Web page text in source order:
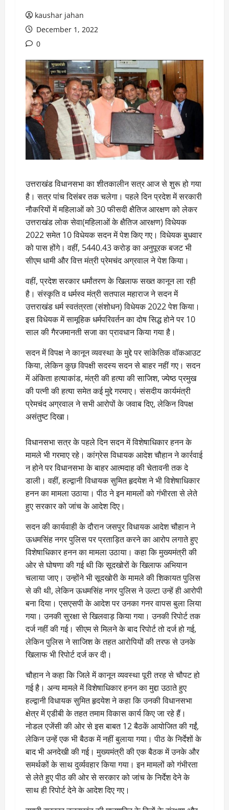
kaushar jahan
December 1, 2022
0
उत्तराखंड विधानसभा का शीतकालीन सत्र आज से शुरू हो गया
है। सत्र पांच दिसंबर तक चलेगा। पहले दिन प्रदेश में सरकारी
नौकरियों में महिलाओं को 30 फीसदी क्षैतिज आरक्षण को लेकर
उत्तराखंड लोक सेवा(महिलाओं के क्षैतिज आरक्षण) विधेयक
2022 समेत 10 विधेयक सदन में पेश किए गए। विधेयक बुधवार
को पास होंगे। वहीं, 5440.43 करोड़ का अनुपूरक बजट भी
सीएम धामी और वित्त मंत्री प्रेमचंद अग्रवाल ने पेश किया।
वहीं, प्रदेश सरकार धर्मांतरण के खिलाफ सख्त कानून ला रही
है। संस्कृति व धर्मस्व मंत्री सतपाल महाराज ने सदन में
उत्तराखंड धर्म स्वतंत्रता (संशोधन) विधेयक 2022 पेश किया।
इस विधेयक में सामूहिक धर्मपरिवर्तन का दोष सिद्ध होने पर 10
साल की गैरजमानती सजा का प्रावधान किया गया है।
सदन में विपक्ष ने कानून व्यवस्था के मुद्दे पर सांकेतिक वॉकआउट
किया, लेकिन कुछ विपक्षी सदस्य सदन से बाहर नहीं गए। सदन
में अंकिता हत्याकांड, मंत्री की हत्या की साजिश, ज्येष्ठ प्रमुख
की पत्नी की हत्या समेत कई मुद्दे गरमाए। संसदीय कार्यमंत्री
प्रेमचंद अग्रवाल ने सभी आरोपों के जवाब दिए, लेकिन विपक्ष
असंतुष्ट दिखा।
विधानसभा सत्र के पहले दिन सदन में विशेषाधिकार हनन के
मामले भी गरमाए रहे। कांग्रेस विधायक आदेश चौहान ने कार्रवाई
न होने पर विधानसभा के बाहर आत्मदाह की चेतावनी तक दे
डाली। वहीं, हल्द्वानी विधायक सुमित हृदयेश ने भी विशेषाधिकार
हनन का मामला उठाया। पीठ ने इन मामलों को गंभीरता से लेते
हुए सरकार को जांच के आदेश दिए।
सदन की कार्यवाही के दौरान जसपुर विधायक आदेश चौहान ने
ऊधमसिंह नगर पुलिस पर प्रताड़ित करने का आरोप लगाते हुए
विशेषाधिकार हनन का मामला उठाया। कहा कि मुख्यमंत्री की
ओर से घोषणा की गई थी कि सूदखोरों के खिलाफ अभियान
चलाया जाए। उन्होंने भी सूदखोरी के मामले की शिकायत पुलिस
से की थी, लेकिन ऊधमसिंह नगर पुलिस ने उल्टा उन्हें ही आरोपी
बना दिया। एसएसपी के आदेश पर उनका गनर वापस बुला लिया
गया। उनकी सुरक्षा से खिलवाड़ किया गया। उनकी रिपोर्ट तक
दर्ज नहीं की गई। सीएम से मिलने के बाद रिपोर्ट तो दर्ज हो गई,
लेकिन पुलिस ने साजिश के तहत आरोपियों की तरफ से उनके
खिलाफ भी रिपोर्ट दर्ज कर दी।
चौहान ने कहा कि जिले में कानून व्यवस्था पूरी तरह से चौपट हो
गई है। अन्य मामले में विशेषाधिकार हनन का मुद्दा उठाते हुए
हल्द्वानी विधायक सुमित हृदयेश ने कहा कि उनकी विधानसभा
क्षेत्र में एडीबी के तहत तमाम विकास कार्य किए जा रहे हैं।
नोडल एजेंसी की ओर से इस बाबत 12 बैठकें आयोजित की गईं,
लेकिन उन्हें एक भी बैठक में नहीं बुलाया गया। पीठ के निर्देशों के
बाद भी अनदेखी की गई। मुख्यमंत्री की एक बैठक में उनके और
समर्थकों के साथ दुर्व्यवहार किया गया। इन मामलों को गंभीरता
से लेते हुए पीठ की ओर से सरकार को जांच के निर्देश देने के
साथ ही रिपोर्ट देने के आदेश दिए गए।